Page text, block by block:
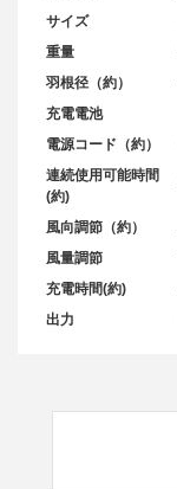
サイズ
重量
羽根径（約）
充電電池
電源コード（約）
連続使用可能時間
(約)
風向調節（約）
風量調節
充電時間(約)
出力